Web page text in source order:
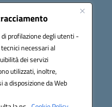
profilazione degli utenti -
necessari al
dei servizi
utilizzati, inoltre,
disposizione da Web